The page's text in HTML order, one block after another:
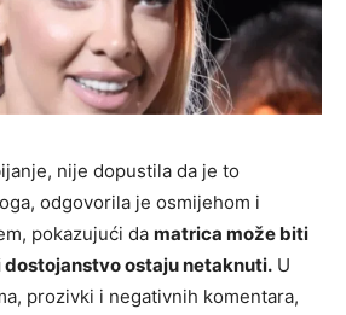
nije dopustila da je to
odgovorila je osmijehom i
pokazujući da matrica može biti
dostojanstvo ostaju netaknuti. U
prozivki i negativnih komentara,